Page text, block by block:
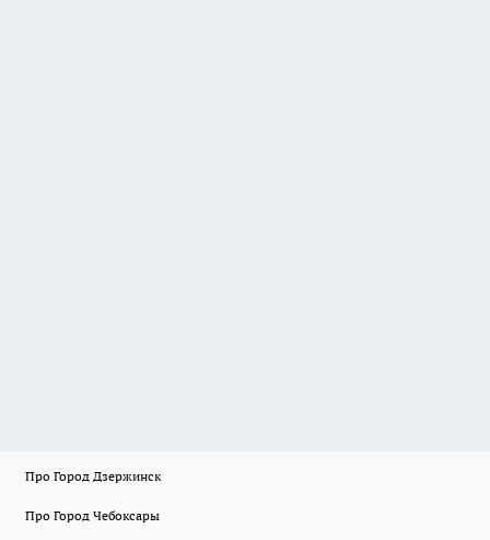
Про Город Дзержинск
Про Город Чебоксары